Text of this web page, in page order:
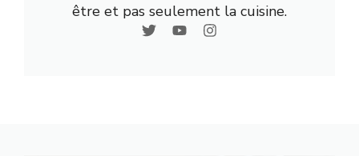
être et pas seulement la cuisine.